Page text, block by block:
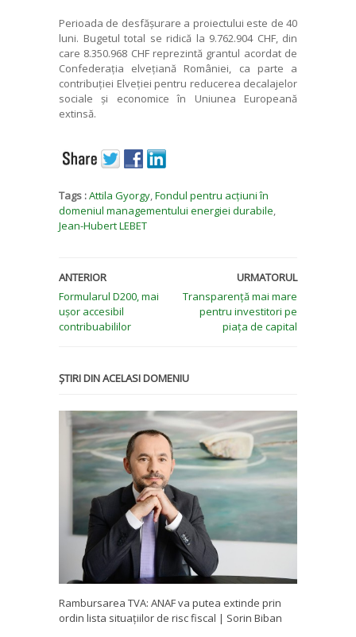
Perioada de desfășurare a proiectului este de 40
luni. Bugetul total se ridică la 9.762.904 CHF, din
care 8.350.968 CHF reprezintă grantul acordat de
Confederația elvețiană României, ca parte a
contribuției Elveției pentru reducerea decalajelor
sociale și economice în Uniunea Europeană
extinsă.
Tags :Attila Gyorgy,Fondul pentru acțiuni în
domeniul managementului energiei durabile,
Jean-Hubert LEBET
ANTERIOR
Formularul D200, mai
ușor accesibil
contribuabililor
URMATORUL
Transparență mai mare
pentru investitori pe
piața de capital
ȘTIRI DIN ACELASI DOMENIU
Rambursarea TVA: ANAF va putea extinde prin
ordin lista situațiilor de risc fiscal | Sorin Biban